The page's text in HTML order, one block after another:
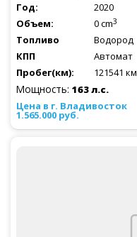
2020
0 cm3
Водород
Автомат
121541 км
Мощность: 163 л.с.
1.565.000 руб.